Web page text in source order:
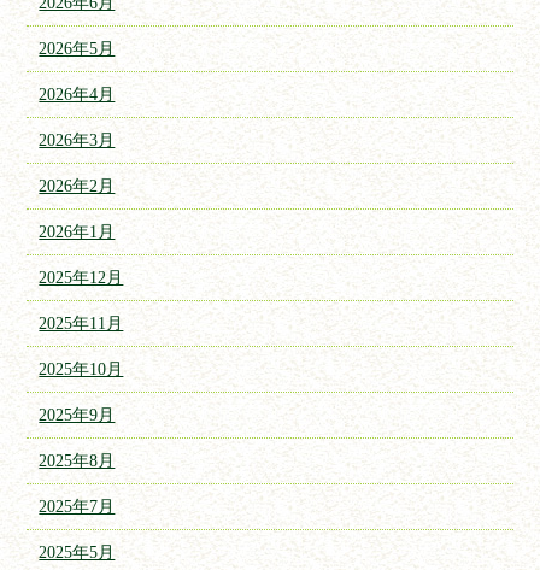
2026年5月
2026年4月
2026年3月
2026年2月
2026年1月
2025年12月
2025年11月
2025年10月
2025年9月
2025年8月
2025年7月
2025年5月